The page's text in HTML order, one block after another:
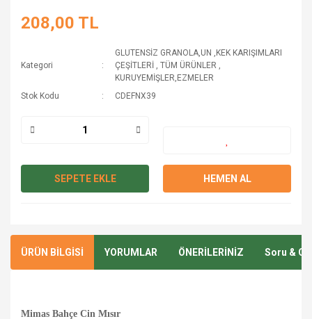
208,00 TL
Kategori
GLUTENSİZ GRANOLA,UN ,KEK KARIŞIMLARI
ÇEŞİTLERİ ,TÜM ÜRÜNLER ,
KURUYEMİŞLER,EZMELER
Stok Kodu
CDEFNX39
SEPETE EKLE HEMEN AL
ÜRÜN BİLGİSİ YORUMLAR ÖNERİLERİNİZ Soru &
Mimas Bahçe Cin Mısır